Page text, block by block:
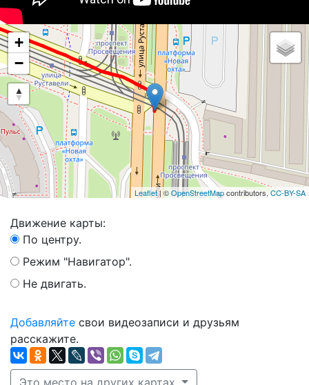
+
−
Leaflet| ©OpenStreetMapcontributors,CC-BY-SA
Движение карты:
По центру.
Режим "Навигатор".
Не двигать.
Добавляйте свои видеозаписи и друзьям
расскажите.
Это место на других картах